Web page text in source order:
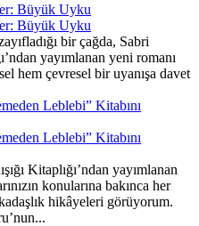
Büyük Uyku
Büyük Uyku
bir çağda, Sabri
yayımlanan yeni romanı
hem çevresel bir uyanışa davet
Leblebi” Kitabını
Leblebi” Kitabını
Kitaplığı’ndan yayımlanan
konularına bakınca her
hikâyeleri görüyorum.